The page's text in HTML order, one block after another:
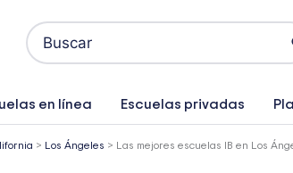
Buscar
por:
en línea Escuelas privadas
> Los Ángeles > Las mejores escuelas IB en Los